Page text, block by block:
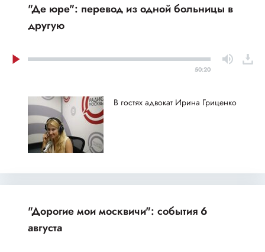
"Де юре": перевод из одной больницы в
другую
50:20
В гостях адвокат Ирина Гриценко
"Дорогие мои москвичи": события 6
августа